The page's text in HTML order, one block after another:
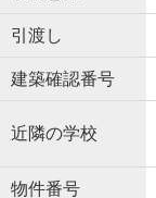
引渡し
建築確認番号
近隣の学校
物件番号